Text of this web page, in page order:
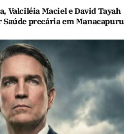
Valciléia Maciel e David Tayah
Saúde precária em Manacapuru